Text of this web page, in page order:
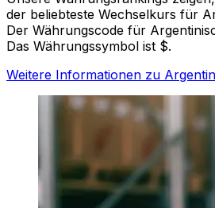
der beliebteste Wechselkurs für
Der Währungscode für
Das Währungssymbol ist $.
Weitere Informationen zu